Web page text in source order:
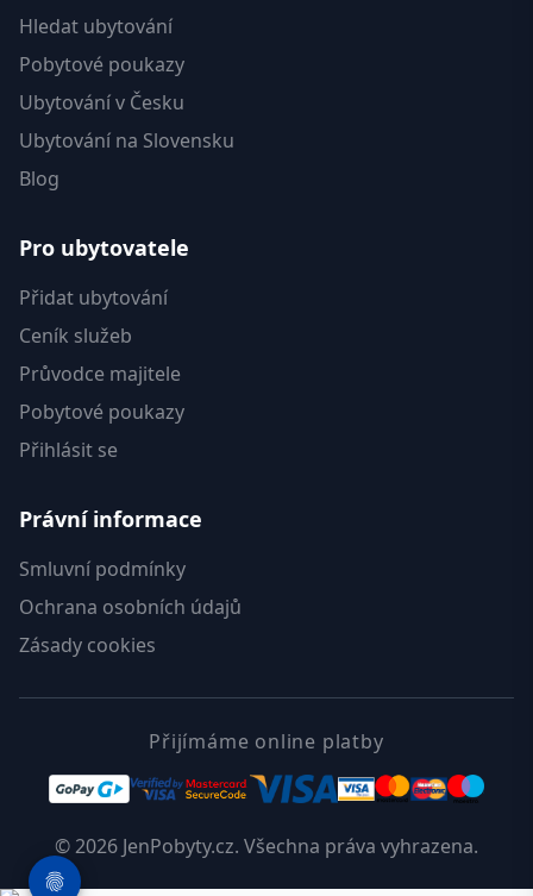
Hledat ubytování
Pobytové poukazy
Ubytování v Česku
Ubytování na Slovensku
Blog
Pro ubytovatele
Přidat ubytování
Ceník služeb
Průvodce majitele
Pobytové poukazy
Přihlásit se
Právní informace
Smluvní podmínky
Ochrana osobních údajů
Zásady cookies
Přijímáme online platby
© 2026 JenPobyty.cz. Všechna práva vyhrazena.